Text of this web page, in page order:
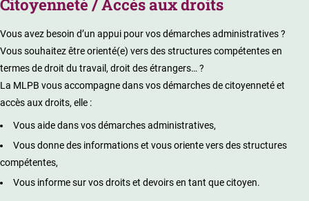
Citoyenneté / Accès aux droits
Vous avez besoin d’un appui pour vos démarches administratives ?
Vous souhaitez être orienté(e) vers des structures compétentes en
termes de droit du travail, droit des étrangers… ?
La MLPB vous accompagne dans vos démarches de citoyenneté et
accès aux droits, elle :
Vous aide dans vos démarches administratives,
Vous donne des informations et vous oriente vers des structures
compétentes,
Vous informe sur vos droits et devoirs en tant que citoyen.